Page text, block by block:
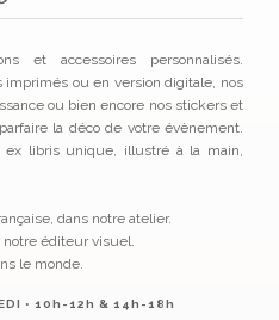
et accessoires personnalisés.
ou en version digitale, nos
ou bien encore nos stickers et
la déco de votre évènement.
libris unique, illustré à la main,
dans notre atelier.
notre éditeur visuel.
le monde.
• 10h-12h & 14h-18h